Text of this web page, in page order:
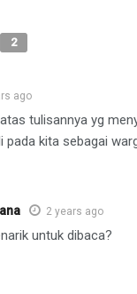
2
ago
tulisannya yg
pada kita sebagai
2 years ago
untuk dibaca?